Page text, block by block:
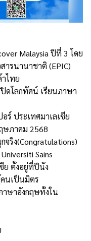
Malaysia ปีที่ 3 โดย
รนานาชาติ (EPIC)
ไทย
ดโลกทัศน์ เรียนภาษา
ร์ ประเทศมาเลเซีย
ษภาคม 2568
ริง(Congratulations)
Sains
ย ตั้งอยู่ที่ปีนัง
คนเป็นมิตร
าษาอังกฤษทั้งใน